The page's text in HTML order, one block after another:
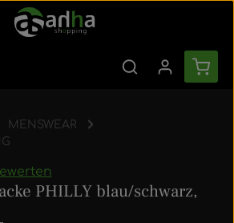
MENSWEAR
Bewertung von 0 von 5 Sternen
PHILLY blau/schwarz,